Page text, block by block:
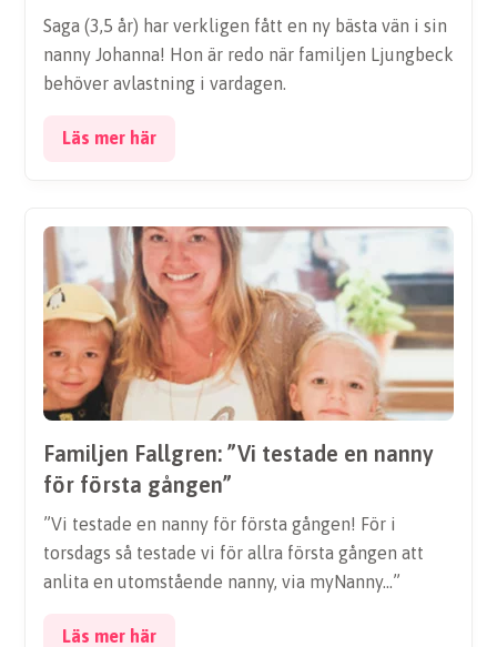
Saga (3,5 år) har verkligen fått en ny bästa vän i sin
nanny Johanna! Hon är redo när familjen Ljungbeck
behöver avlastning i vardagen.
Läs mer här
Familjen Fallgren: ”Vi testade en nanny
för första gången”
”Vi testade en nanny för första gången! För i
torsdags så testade vi för allra första gången att
anlita en utomstående nanny, via myNanny…”
Läs mer här